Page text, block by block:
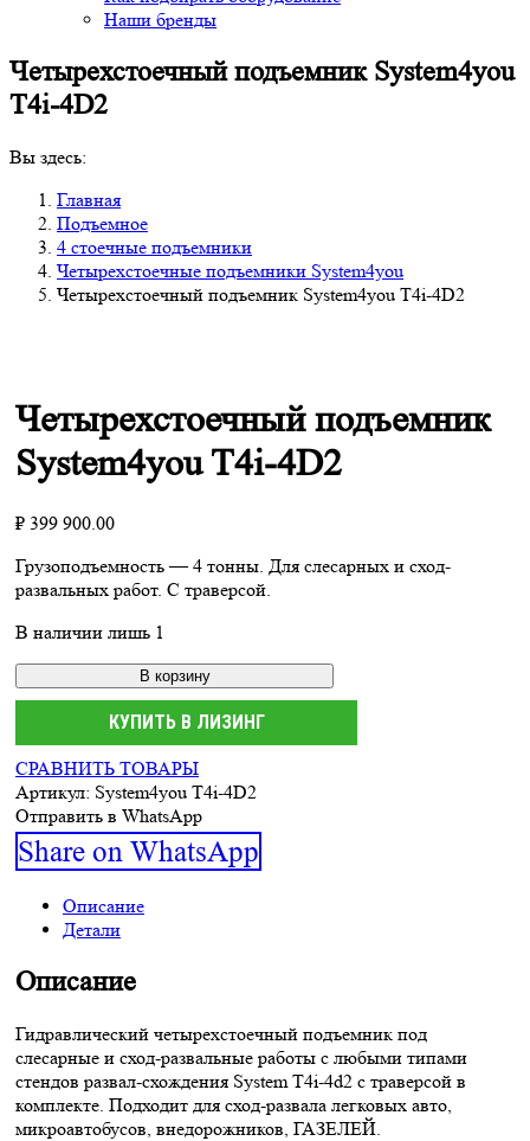
Наши бренды
Четырехстоечный подъемник System4you
T4i-4D2
Вы здесь:
Главная
Подъемное
4 стоечные подъемники
Четырехстоечные подъемники System4you
Четырехстоечный подъемник System4you T4i-4D2
Четырехстоечный подъемник
System4you T4i-4D2
₽ 399 900.00
Грузоподъемность — 4 тонны. Для слесарных и сход-
развальных работ. С траверсой.
В наличии лишь 1
В корзину
КУПИТЬ В ЛИЗИНГ
СРАВНИТЬ ТОВАРЫ
Артикул: System4you T4i-4D2
Отправить в WhatsApp
Share on WhatsApp
Описание
Детали
Описание
Гидравлический четырехстоечный подъемник под
слесарные и сход-развальные работы с любыми типами
стендов развал-схождения System T4i-4d2 с траверсой в
комплекте. Подходит для сход-развала легковых авто,
микроавтобусов, внедорожников, ГАЗЕЛЕЙ.